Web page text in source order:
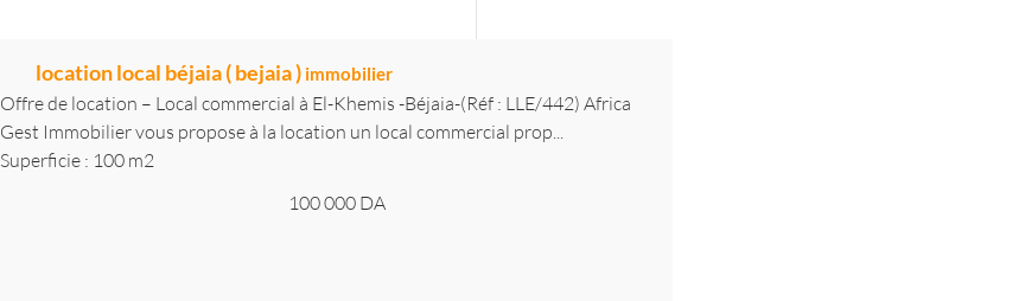
location local béjaia ( bejaia ) immobilier
Offre de location – Local commercial à El-Khemis -Béjaia-(Réf : LLE/442) Africa
Gest Immobilier vous propose à la location un local commercial prop...
Superficie : 100 m2
100 000 DA